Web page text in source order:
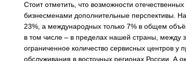
Стоит отметить, что возможности
бизнесменами дополнительные перспективы.
23%, а международных только 7% в общем
в том числе – в пределах нашей страны, между
ограниченное количество сервисных центров у
обслуживания в восточных регионах России. А